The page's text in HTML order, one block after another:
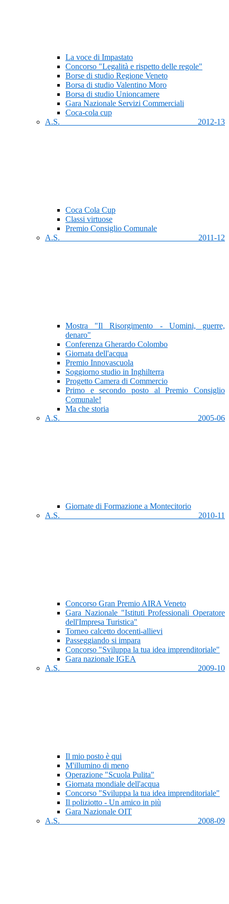
La voce di Impastato
Concorso "Legalità e rispetto delle regole"
Borse di studio Regione Veneto
Borsa di studio Valentino Moro
Borsa di studio Unioncamere
Gara Nazionale Servizi Commerciali
Coca-cola cup
A.S. 2012-13
Coca Cola Cup
Classi virtuose
Premio Consiglio Comunale
A.S. 2011-12
Mostra "Il Risorgimento - Uomini, guerre,
denaro"
Conferenza Gherardo Colombo
Giornata dell'acqua
Premio Innovascuola
Soggiorno studio in Inghilterra
Progetto Camera di Commercio
Primo e secondo posto al Premio Consiglio
Comunale!
Ma che storia
A.S. 2005-06
Giornate di Formazione a Montecitorio
A.S. 2010-11
Concorso Gran Premio AIRA Veneto
Gara Nazionale "Istituti Professionali Operatore
dell'Impresa Turistica"
Torneo calcetto docenti-allievi
Passeggiando si impara
Concorso "Sviluppa la tua idea imprenditoriale"
Gara nazionale IGEA
A.S. 2009-10
Il mio posto è qui
M'illumino di meno
Operazione "Scuola Pulita"
Giornata mondiale dell'acqua
Concorso "Sviluppa la tua idea imprenditoriale"
Il poliziotto - Un amico in più
Gara Nazionale OIT
A.S. 2008-09